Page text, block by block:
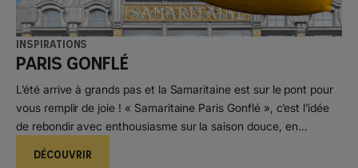
Inspirations
Paris Gonflé
L’été arrive à grands pas et la Samaritaine est sur le pont pour
vous remplir de joie ! « Samaritaine Paris Gonflé », c’est l’idée
de rebondir avec enthousiasme sur la saison douce, en
DÉCOUVRIR